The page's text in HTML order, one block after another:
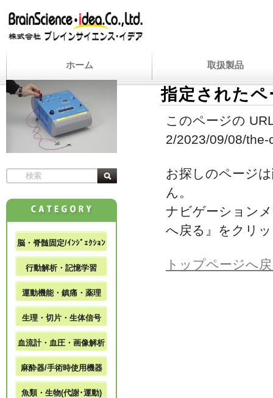
ホーム 取扱製品
指定された
このページの
2/2023/09/08/
お探しのページ
ん。
ナビゲーション
へ戻る』をクリ
トップページへ
脳・脊髄固定/ｲﾝｼﾞｪｸｼｮﾝ
行動解析・記憶学習
運動機能・鎮痛・薬理
生理・切片・生体信号
血流計・血圧・画像解析
麻酔器/手術時使用機器
魚類・生物(代謝･運動)